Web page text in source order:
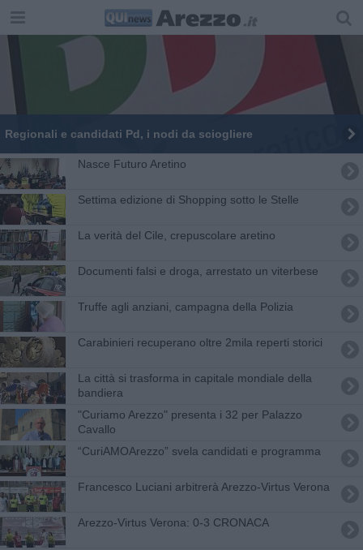
Regionali e candidati Pd, i nodi da sciogliere
Nasce Futuro Aretino
Settima edizione di Shopping sotto le Stelle
La verità del Cile, crepuscolare aretino
Documenti falsi e droga, arrestato un viterbese
Truffe agli anziani, campagna della Polizia
Carabinieri recuperano oltre 2mila reperti storici
La città si trasforma in capitale mondiale della
bandiera
"Curiamo Arezzo" presenta i 32 per Palazzo
Cavallo
​“CuriAMOArezzo” svela candidati e programma
Francesco Luciani arbitrerà Arezzo-Virtus Verona
Arezzo-Virtus Verona: 0-3 CRONACA